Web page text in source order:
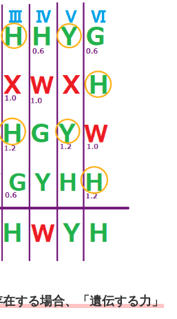
する場合、「遺伝する力」